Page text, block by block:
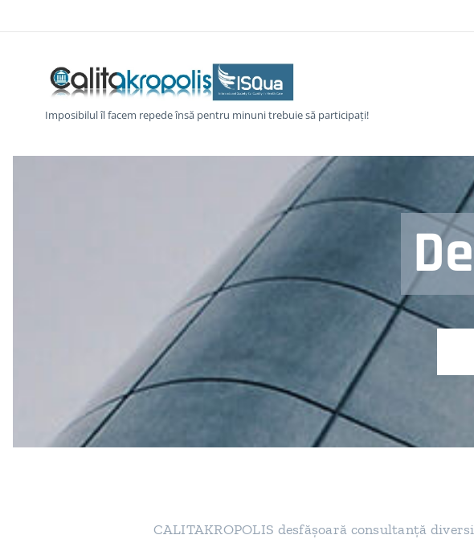
Imposibilul îl facem repede însă pentru minuni trebuie să participați!
CALITAKROPOLIS desfășoară consultanță